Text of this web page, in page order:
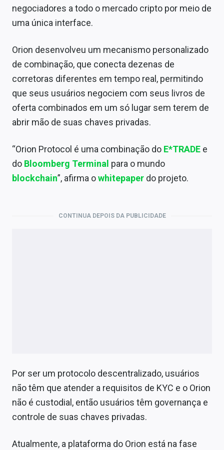
negociadores a todo o mercado cripto por meio de
uma única interface.
Orion desenvolveu um mecanismo personalizado
de combinação, que conecta dezenas de
corretoras diferentes em tempo real, permitindo
que seus usuários negociem com seus livros de
oferta combinados em um só lugar sem terem de
abrir mão de suas chaves privadas.
“Orion Protocol é uma combinação do E*TRADE e
do Bloomberg Terminal para o mundo
blockchain”, afirma owhitepaper do projeto.
CONTINUA DEPOIS DA PUBLICIDADE
Por ser um protocolo descentralizado, usuários
não têm que atender a requisitos de KYC e o Orion
não é custodial, então usuários têm governança e
controle de suas chaves privadas.
Atualmente, a plataforma do Orion está na fase